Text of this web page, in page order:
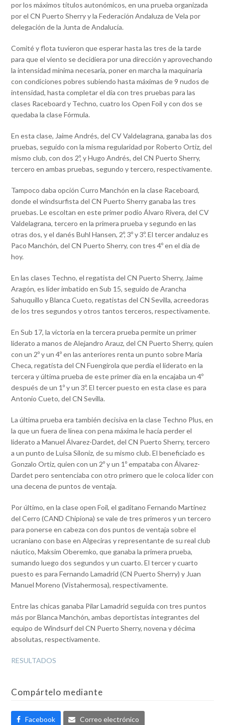
por los máximos títulos autonómicos, en una prueba organizada
por el CN Puerto Sherry y la Federación Andaluza de Vela por
delegación de la Junta de Andalucía.
Comité y flota tuvieron que esperar hasta las tres de la tarde
para que el viento se decidiera por una dirección y aprovechando
la intensidad mínima necesaria, poner en marcha la maquinaria
con condiciones pobres subiendo hasta máximas de 9 nudos de
intensidad, hasta completar el día con tres pruebas para las
clases Raceboard y Techno, cuatro los Open Foil y con dos se
quedaba la clase Fórmula.
En esta clase, Jaime Andrés, del CV Valdelagrana, ganaba las dos
pruebas, seguido con la misma regularidad por Roberto Ortiz, del
mismo club, con dos 2º, y Hugo Andrés, del CN Puerto Sherry,
tercero en ambas pruebas, segundo y tercero, respectivamente.
Tampoco daba opción Curro Manchón en la clase Raceboard,
donde el windsurfista del CN Puerto Sherry ganaba las tres
pruebas. Le escoltan en este primer podio Álvaro Rivera, del CV
Valdelagrana, tercero en la primera prueba y segundo en las
otras dos, y el danés Buhl Hansen, 2º, 3º y 3º. El tercer andaluz es
Paco Manchón, del CN Puerto Sherry, con tres 4º en el día de
hoy.
En las clases Techno, el regatista del CN Puerto Sherry, Jaime
Aragón, es líder imbatido en Sub 15, seguido de Arancha
Sahuquillo y Blanca Cueto, regatistas del CN Sevilla, acreedoras
de los tres segundos y otros tantos terceros, respectivamente.
En Sub 17, la victoria en la tercera prueba permite un primer
liderato a manos de Alejandro Arauz, del CN Puerto Sherry, quien
con un 2º y un 4º en las anteriores renta un punto sobre María
Checa, regatista del CN Fuengirola que perdía el liderato en la
tercera y última prueba de este primer día en la encajaba un 4º
después de un 1º y un 3º. El tercer puesto en esta clase es para
Antonio Cueto, del CN Sevilla.
La última prueba era también decisiva en la clase Techno Plus, en
la que un fuera de línea con pena máxima le hacía perder el
liderato a Manuel Álvarez-Dardet, del CN Puerto Sherry, tercero
a un punto de Luisa Siloniz, de su mismo club. El beneficiado es
Gonzalo Ortiz, quien con un 2º y un 1º empataba con Álvarez-
Dardet pero sentenciaba con otro primero que le coloca líder con
una decena de puntos de ventaja.
Por último, en la clase open Foil, el gaditano Fernando Martinez
del Cerro (CAND Chipiona) se vale de tres primeros y un tercero
para ponerse en cabeza con dos puntos de ventaja sobre el
ucraniano con base en Algeciras y representante de su real club
náutico, Maksim Oberemko, que ganaba la primera prueba,
sumando luego dos segundos y un cuarto. El tercer y cuarto
puesto es para Fernando Lamadrid (CN Puerto Sherry) y Juan
Manuel Moreno (Vistahermosa), respectivamente.
Entre las chicas ganaba Pilar Lamadrid seguida con tres puntos
más por Blanca Manchón, ambas deportistas integrantes del
equipo de Windsurf del CN Puerto Sherry, novena y décima
absolutas, respectivamente.
RESULTADOS
Compártelo mediante
Facebook Correo electrónico